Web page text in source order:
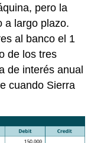
pero la
a largo plazo.
al banco el 1
de los tres
de interés anual
cuando Sierra